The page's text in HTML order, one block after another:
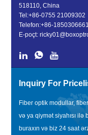
518110, China
Tel:+86-0755 21009302
Telefon:+86-
E-poçt:
Inquiry For
Fiber optik modullar,
və ya qiymət siyahısı ilə
buraxın və biz 24 saat